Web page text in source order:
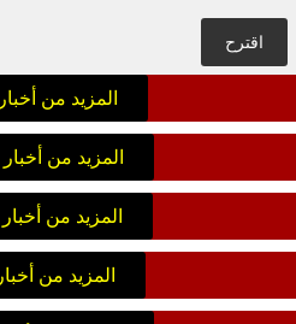
اقترح
المزيد من
المزيد من
المزيد من
المزيد من